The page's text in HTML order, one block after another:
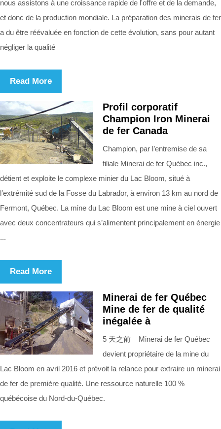
nous assistons à une croissance rapide de l'offre et de la demande,
et donc de la production mondiale. La préparation des minerais de fer
a du être réévaluée en fonction de cette évolution, sans pour autant
négliger la qualité
Read More
Profil corporatif
Champion Iron Minerai
de fer Canada
Champion, par l’entremise de sa
filiale Minerai de fer Québec inc.,
détient et exploite le complexe minier du Lac Bloom, situé à
l’extrémité sud de la Fosse du Labrador, à environ 13 km au nord de
Fermont, Québec. La mine du Lac Bloom est une mine à ciel ouvert
avec deux concentrateurs qui s’alimentent principalement en énergie
...
Read More
Minerai de fer Québec
Mine de fer de qualité
inégalée à
5 天之前 Minerai de fer Québec
devient propriétaire de la mine du
Lac Bloom en avril 2016 et prévoit la relance pour extraire un minerai
de fer de première qualité. Une ressource naturelle 100 %
québécoise du Nord-du-Québec.